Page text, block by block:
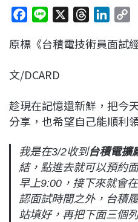
c
b
o
k
n
r
s
n
I
n
p
n
k
原標《台積電技術員面試
文/DCARD
趁現在記憶還新鮮，把今
分享，也希望自己能順利
我是在3/2收到台積電擴
結，點進去就可以預約
早上9:00，接下來就會
認面試時間之外，台積
站填好，再把下面三個